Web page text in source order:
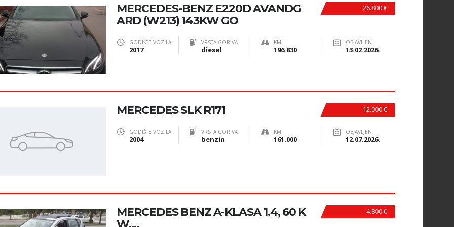
26.800 €
MERCEDES-BENZ E220D AVANDG
ARD (W213) 143KW GO
GODIŠTE VOZILA
2017
VRSTA GORIVA
diesel
KM
196.830
OBJAVLJEN
13.02.2026.
12.000 €
MERCEDES SLK R171
GODIŠTE VOZILA
2004
VRSTA GORIVA
benzin
KM
161.000
OBJAVLJEN
12.07.2026.
4.800 €
MERCEDES BENZ A-KLASA 1.4, 60 K
W,...